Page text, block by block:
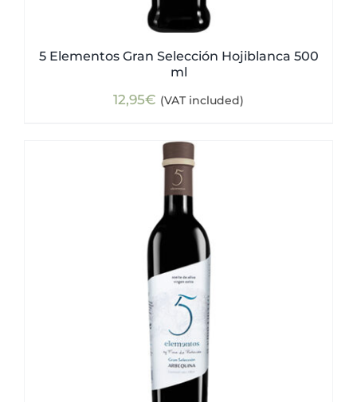
5 Elementos Gran Selección Hojiblanca 500
ml
12,95€ (VAT included)